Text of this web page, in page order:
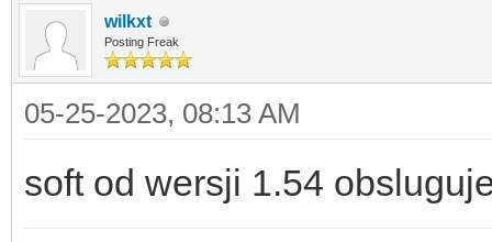
wilkxt
Posting Freak
05-25-2023, 08:13 AM
soft od wersji 1.54